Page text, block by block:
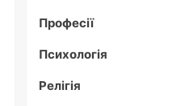
Професії
Психологія
Релігія